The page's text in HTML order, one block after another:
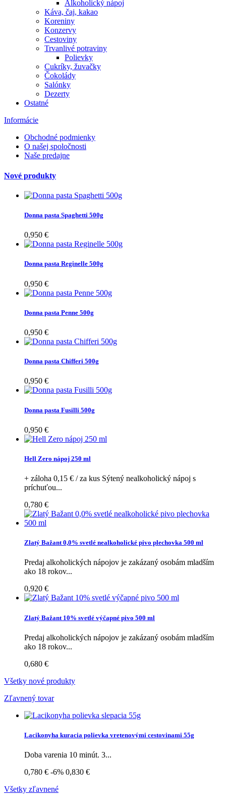
Alkoholický nápoj
Káva, čaj, kakao
Koreniny
Konzervy
Cestoviny
Trvanlivé potraviny
Polievky
Cukríky, žuvačky
Čokolády
Salónky
Dezerty
Ostatné
Informácie
Obchodné podmienky
O našej spoločnosti
Naše predajne
Nové produkty
Donna pasta Spaghetti 500g
0,950 €
Donna pasta Reginelle 500g
0,950 €
Donna pasta Penne 500g
0,950 €
Donna pasta Chifferi 500g
0,950 €
Donna pasta Fusilli 500g
0,950 €
Hell Zero nápoj 250 ml
+ záloha 0,15 € / za kus Sýtený nealkoholický nápoj s
príchuťou...
0,780 €
Zlatý Bažant 0,0% svetlé nealkoholické pivo plechovka 500 ml
Predaj alkoholických nápojov je zakázaný osobám mladším
ako 18 rokov...
0,920 €
Zlatý Bažant 10% svetlé výčapné pivo 500 ml
Predaj alkoholických nápojov je zakázaný osobám mladším
ako 18 rokov...
0,680 €
Všetky nové produkty
Zľavnený tovar
Lacikonyha kuracia polievka vretenovými cestovinami 55g
Doba varenia 10 minút. 3...
0,780 € -6% 0,830 €
Všetky zľavnené